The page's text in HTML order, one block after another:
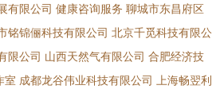
有限公司 健康咨询服务 聊城市东昌府区
铭锦俪科技有限公司 北京千觅科技有限公
限公司 山西天然气有限公司 合肥经济技
室 成都龙谷伟业科技有限公司
上海畅翌利